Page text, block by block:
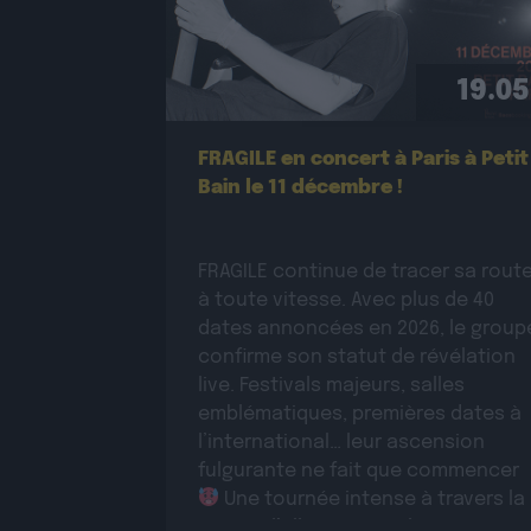
19.05
FRAGILE en concert à Paris à Petit
Bain le 11 décembre !
FRAGILE continue de tracer sa route
à toute vitesse. Avec plus de 40
dates annoncées en 2026, le
confirme son statut de révélation
live. Festivals majeurs, salles
emblématiques, premières dates à
l’international… leur ascension
fulgurante ne fait que commencer
Une tournée intense à travers la